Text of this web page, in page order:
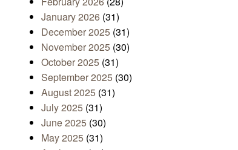
January 2026 (31)
December 2025 (31)
November 2025 (30)
October 2025 (31)
September 2025 (30)
August 2025 (31)
July 2025 (31)
June 2025 (30)
May 2025 (31)